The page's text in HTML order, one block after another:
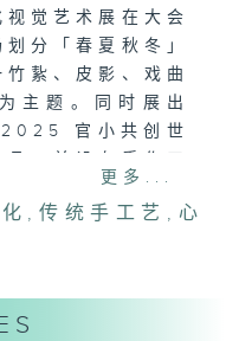
觉艺术展在大会
分「春夏秋冬」
紥、皮影、戏曲
主题。同时展出
2025 官小共创世
份展现出学生的
怀。
更多...
, 传统手工艺 , 心